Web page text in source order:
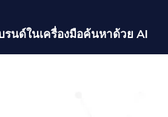
รนด์ในเครื่องมือค้นหาด้วย AI